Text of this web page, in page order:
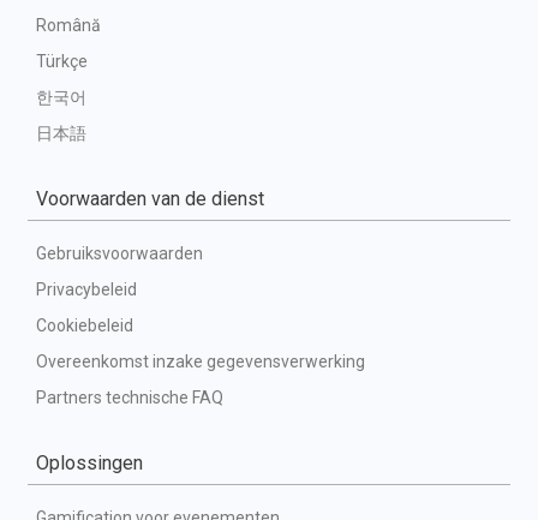
Română
Türkçe
한국어
日本語
Voorwaarden van de dienst
Gebruiksvoorwaarden
Privacybeleid
Cookiebeleid
Overeenkomst inzake gegevensverwerking
Partners technische FAQ
Oplossingen